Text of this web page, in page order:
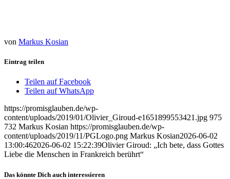
von Markus Kosian
Eintrag teilen
Teilen auf Facebook
Teilen auf WhatsApp
https://promisglauben.de/wp-
content/uploads/2019/01/Olivier_Giroud-e1651899553421.jpg 975
732 Markus Kosian https://promisglauben.de/wp-
content/uploads/2019/11/PGLogo.png Markus Kosian2026-06-02
13:00:462026-06-02 15:22:39Olivier Giroud: „Ich bete, dass Gottes
Liebe die Menschen in Frankreich berührt“
Das könnte Dich auch interessieren